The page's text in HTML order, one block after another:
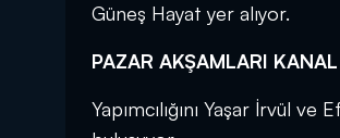
Güneş Hayat yer alıyor.
PAZAR AKŞAMLARI KANAL
Yapımcılığını Yaşar İrvül